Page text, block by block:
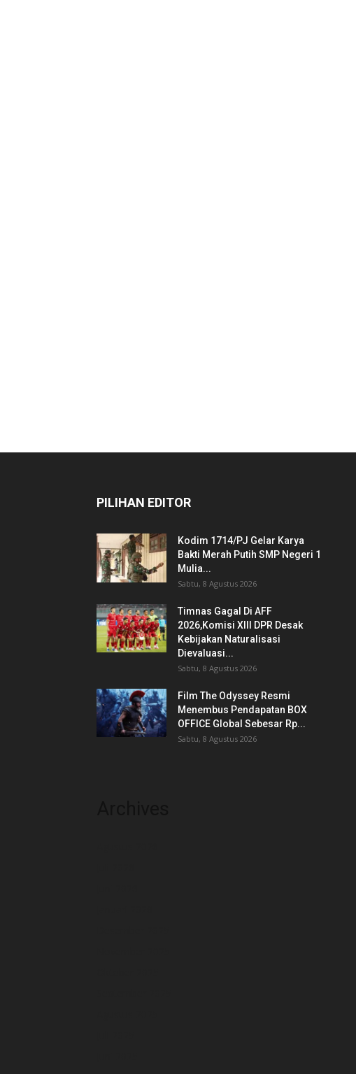
PILIHAN EDITOR
Kodim 1714/PJ Gelar Karya
Bakti Merah Putih SMP Negeri 1
Mulia...
Sabtu, 8 Agustus 2026
Timnas Gagal Di AFF
2026,Komisi XIII DPR Desak
Kebijakan Naturalisasi
Dievaluasi...
Sabtu, 8 Agustus 2026
Film The Odyssey Resmi
Menembus Pendapatan BOX
OFFICE Global Sebesar Rp...
Sabtu, 8 Agustus 2026